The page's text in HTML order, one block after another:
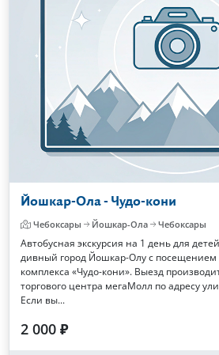
Йошкар-Ола - Чудо-кони
Чебоксары Йошкар-Ола Чебоксары
Автобусная экскурсия на 1 день для
дивный город Йошкар-Олу с посещением
комплекса «Чудо-кони». Выезд
торгового центра мегаМолл по адресу
Если вы...
2 000 ₽